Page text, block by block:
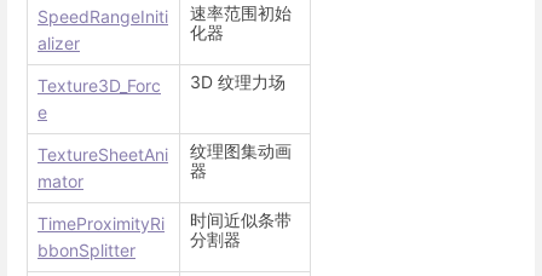
SpeedRangeIniti
alizer
速率范围初始
化器
Texture3D_Forc
e
3D 纹理力场
TextureSheetAni
mator
纹理图集动画
器
TimeProximityRi
bbonSplitter
时间近似条带
分割器